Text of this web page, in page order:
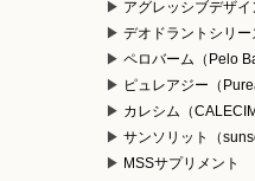
アグレッシブデザ
デオドラントシリー
ペロバーム（Pelo
ピュレアジー（
カレシム（CALECIM
サンソリット（
MSSサプリメント